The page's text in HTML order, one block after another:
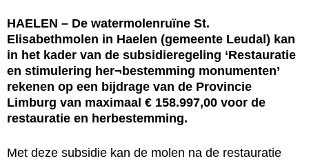
HAELEN – De watermolenruïne St.
Elisabethmolen in Haelen (gemeente Leudal) kan
in het kader van de subsidieregeling ‘Restauratie
en stimulering her¬bestemming monumenten’
rekenen op een bijdrage van de Provincie
Limburg van maximaal € 158.997,00 voor de
restauratie en herbestemming.
Met deze subsidie kan de molen na de restauratie